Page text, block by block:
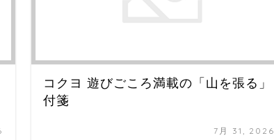
コクヨ 遊びごころ満載の「山を張る」
付箋
7月 31, 2026